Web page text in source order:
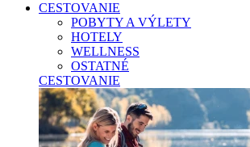
CESTOVANIE
POBYTY A VÝLETY
HOTELY
WELLNESS
OSTATNÉ
CESTOVANIE